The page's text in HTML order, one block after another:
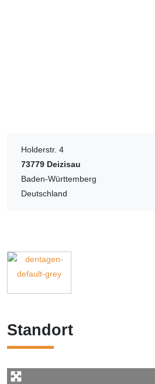
Holderstr. 4
73779 Deizisau
Baden-Württemberg
Deutschland
Standort